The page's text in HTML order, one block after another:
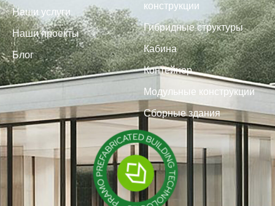
Наши услуги
Наши проекты
Блог
конструкции
Гибридные структуры
Кабина
Контейнер
Модульные конструкции
Сборные здания